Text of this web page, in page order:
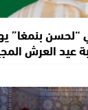
“لحسن بنمغا”
عيد العرش